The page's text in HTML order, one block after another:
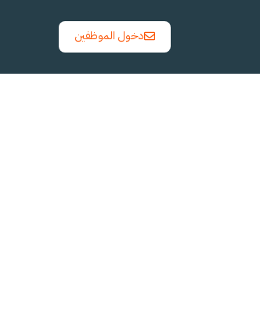
دخول الموظفين